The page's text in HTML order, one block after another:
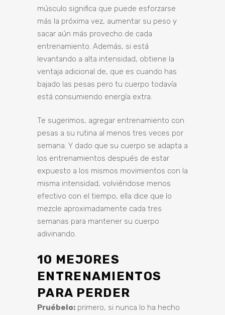
músculo significa que puede esforzarse
más la próxima vez, aumentar su peso y
sacar aún más provecho de cada
entrenamiento. Además, si está
levantando a alta intensidad, obtiene la
ventaja adicional de, que es cuando has
bajado las pesas pero tu cuerpo todavía
está consumiendo energía extra.
Te sugerimos, agregar entrenamiento con
pesas a su rutina al menos tres veces por
semana. Y dado que su cuerpo se adapta a
los entrenamientos después de estar
expuesto a los mismos movimientos con la
misma intensidad, volviéndose menos
efectivo con el tiempo, ella dice que lo
mezcle aproximadamente cada tres
semanas para mantener su cuerpo
adivinando.
10 MEJORES
ENTRENAMIENTOS
PARA PERDER
Pruébelo: primero, si nunca lo ha hecho